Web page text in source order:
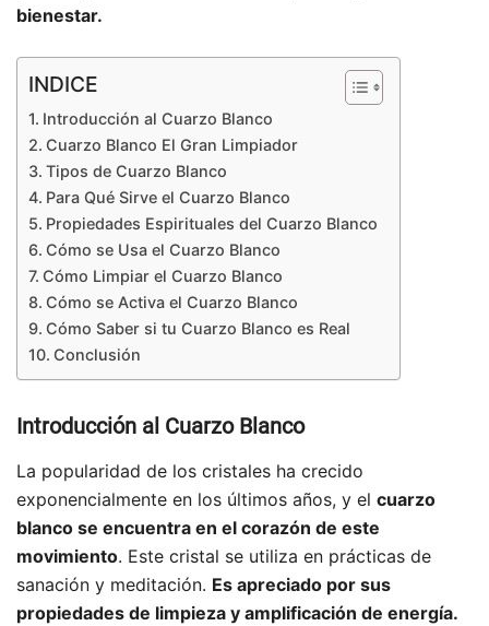
bienestar.
INDICE
Introducción al Cuarzo Blanco
Cuarzo Blanco El Gran Limpiador
Tipos de Cuarzo Blanco
Para Qué Sirve el Cuarzo Blanco
Propiedades Espirituales del Cuarzo Blanco
Cómo se Usa el Cuarzo Blanco
Cómo Limpiar el Cuarzo Blanco
Cómo se Activa el Cuarzo Blanco
Cómo Saber si tu Cuarzo Blanco es Real
Conclusión
Introducción al Cuarzo Blanco
La popularidad de los cristales ha crecido
exponencialmente en los últimos años, y el cuarzo
blanco se encuentra en el corazón de este
movimiento. Este cristal se utiliza en prácticas de
sanación y meditación. Es apreciado por sus
propiedades de limpieza y amplificación de energía.